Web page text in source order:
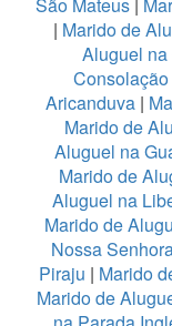
| Marido de
Aluguel
Consolação
Aricanduva |
Marido de
Aluguel na
Marido de
Aluguel na
Marido de
Nossa
Piraju | Marido
Marido de